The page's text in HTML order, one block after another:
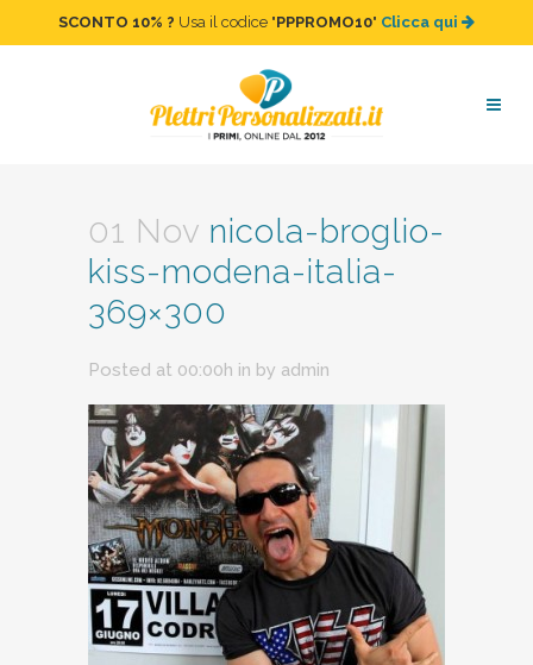
SCONTO 10% ? Usa il codice "PPPROMO10" Clicca qui
nicola-broglio-kiss-modena-
italia-369×300
01 Nov nicola-broglio-
kiss-modena-italia-
369×300
Posted at 00:00h in by admin